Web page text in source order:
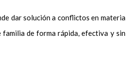
dar solución a conflictos en materia
familia de forma rápida, efectiva y sin